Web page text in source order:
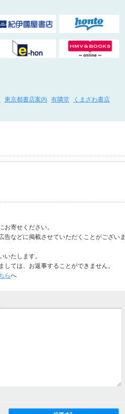
東京都書店案内 有隣堂
くまざわ書店
寄せください。
などに掲載させていただくことがございま
たします。
ては、お返事することができません。
らへ